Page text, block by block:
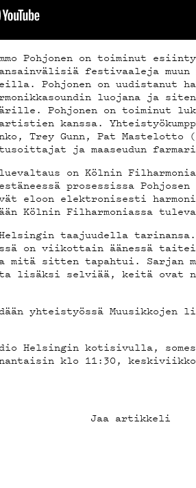
Pohjonen on toiminut
festivaaleja muun
Pohjonen on uudistanut
luojana ja siten
Pohjonen on toiminut
kanssa.
Trey Gunn, Pat Mastelotto
ja maaseudun
on Kölnin
prosessissa
eloon elektronisesti
Kölnin Filharmoniassa
taajuudella tarinansa.
on viikottain äänessä
mitä sitten tapahtui. Sarjan
lisäksi selviää, keitä ovat
yhteistyössä
Helsingin kotisivulla,
klo 11:30,
Jaa artikkeli